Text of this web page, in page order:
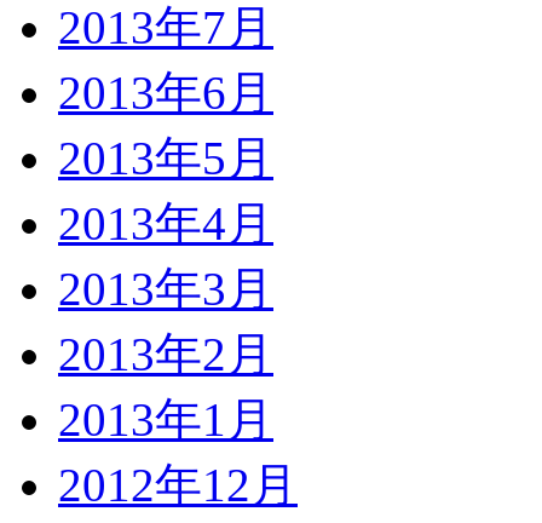
2013年7月
2013年6月
2013年5月
2013年4月
2013年3月
2013年2月
2013年1月
2012年12月